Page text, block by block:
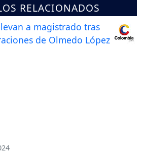
RELACIONADOS